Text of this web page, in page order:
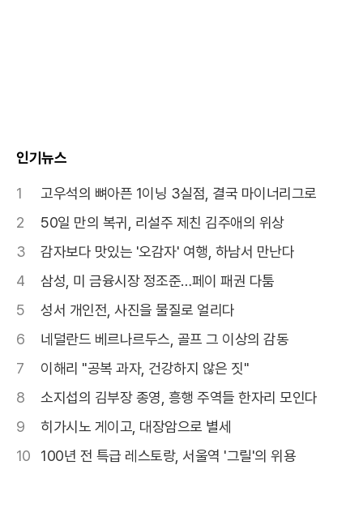
인기뉴스
1
고우석의 뼈아픈 1이닝 3실점, 결국 마이너리그로
2
50일 만의 복귀, 리설주 제친 김주애의 위상
3
감자보다 맛있는 '오감자' 여행, 하남서 만난다
4
삼성, 미 금융시장 정조준…페이 패권 다툼
5
성서 개인전, 사진을 물질로 얼리다
6
네덜란드 베르나르두스, 골프 그 이상의 감동
7
이해리 "공복 과자, 건강하지 않은 짓"
8
소지섭의 김부장 종영, 흥행 주역들 한자리 모인다
9
히가시노 게이고, 대장암으로 별세
10
100년 전 특급 레스토랑, 서울역 '그릴'의 위용